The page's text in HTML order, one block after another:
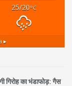
25/20°C
▸
गिरोह का भंडाफोड़: गैस